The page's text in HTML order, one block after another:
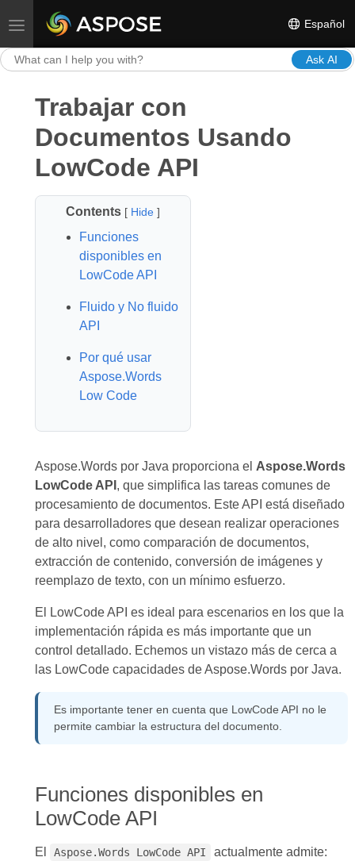
Toggle navigation Español
Ask AI
Trabajar con
Documentos Usando
LowCode API
Contents [ Hide]
Funciones
disponibles en
LowCode API
Fluido y No fluido
API
Por qué usar
Aspose.Words
Low Code
Aspose.Words por Java proporciona el Aspose.Words
LowCode API , que simplifica las tareas comunes de
procesamiento de documentos. Este API está diseñado
para desarrolladores que desean realizar operaciones
de alto nivel, como comparación de documentos,
extracción de contenido, conversión de imágenes y
reemplazo de texto, con un mínimo esfuerzo.
El LowCode API es ideal para escenarios en los que la
implementación rápida es más importante que un
control detallado. Echemos un vistazo más de cerca a
las LowCode capacidades de Aspose.Words por Java.
Es importante tener en cuenta que LowCode API no le
permite cambiar la estructura del documento.
Funciones disponibles en
LowCode API
El Aspose.Words LowCode API actualmente admite: